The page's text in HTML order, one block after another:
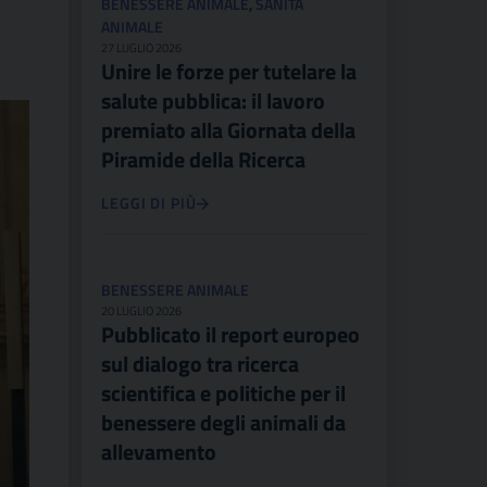
ANIMALE
27 LUGLIO 2026
Unire le forze per tutelare la
salute pubblica: il lavoro
premiato alla Giornata della
Piramide della Ricerca
LEGGI DI PIÙ
BENESSERE ANIMALE
20 LUGLIO 2026
Pubblicato il report europeo
sul dialogo tra ricerca
scientifica e politiche per il
benessere degli animali da
allevamento